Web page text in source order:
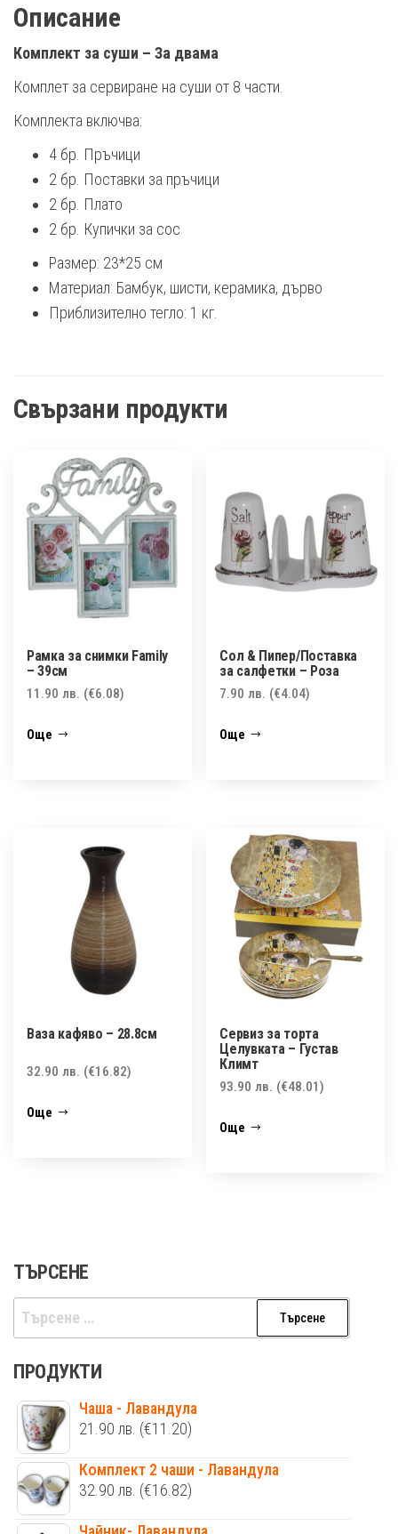
Описание
Комплект за суши – За двама
Комплет за сервиране на суши от 8 части.
Комплекта включва:
4 бр. Пръчици
2 бр. Поставки за пръчици
2 бр. Плато
2 бр. Купички за сос
Размер: 23*25 см
Материал: Бамбук, шисти, керамика, дърво
Приблизително тегло: 1 кг.
Свързани продукти
Рамка за снимки Family
– 39см
11.90 лв. (€6.08)
Още
Сол & Пипер/Поставка
за салфетки – Роза
7.90лв. (€4.04)
Още
Ваза кафяво – 28.8см
32.90 лв. (€16.82)
Още
Сервиз за торта
Целувката – Густав
Климт
93.90лв. (€48.01)
Още
ТЪРСЕНЕ
Търсене
за:
ПРОДУКТИ
Чаша - Лавандула
21.90 лв. (€11.20)
Комплект 2 чаши - Лавандула
32.90 лв. (€16.82)